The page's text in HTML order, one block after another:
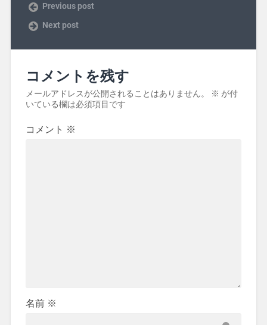
Previous post
Next post
コメントを残す
メールアドレスが公開されることはありません。 ※ が付
いている欄は必須項目です
コメント ※
名前 ※